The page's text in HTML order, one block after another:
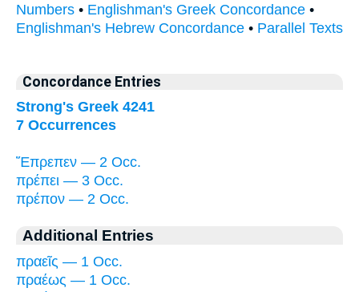
Numbers • Englishman's Greek Concordance •
Englishman's Hebrew Concordance • Parallel Texts
Concordance Entries
Strong's Greek 4241
7 Occurrences
Ἔπρεπεν — 2 Occ.
πρέπει — 3 Occ.
πρέπον — 2 Occ.
Additional Entries
πραεῖς — 1 Occ.
πραέως — 1 Occ.